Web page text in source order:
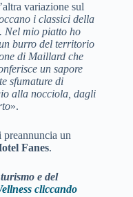
variazione sul
i classici della
Nel mio piatto ho
burro del territorio
di Maillard che
un sapore
sfumature di
alla nocciola, dagli
».
un
Fanes.
e del
cliccando